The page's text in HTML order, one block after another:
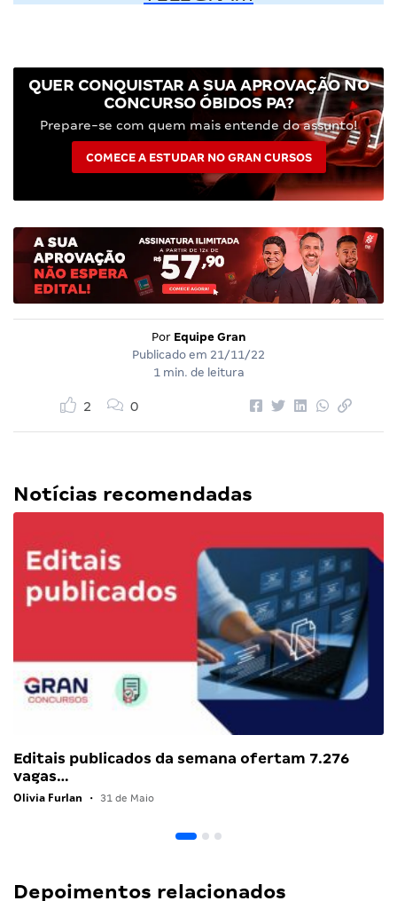
QUER CONQUISTAR A SUA APROVAÇÃO NO
CONCURSO ÓBIDOS PA?
Prepare-se com quem mais entende do assunto!
COMECE A ESTUDAR NO GRAN CURSOS
Por Equipe Gran
Publicado em 21/11/22
1 min. de leitura
2 0
Notícias recomendadas
Editais publicados da semana ofertam 7.276
vagas…
Olivia Furlan • 31 de Maio
Depoimentos relacionados